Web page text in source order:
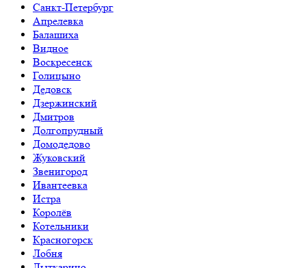
Санкт-Петербург
Апрелевка
Балашиха
Видное
Воскресенск
Голицыно
Дедовск
Дзержинский
Дмитров
Долгопрудный
Домодедово
Жуковский
Звенигород
Ивантеевка
Истра
Королёв
Котельники
Красногорск
Лобня